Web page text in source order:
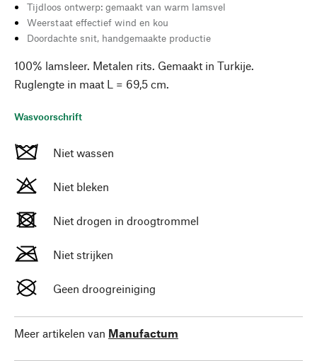
Tijdloos ontwerp: gemaakt van warm lamsvel
Weerstaat effectief wind en kou
Doordachte snit, handgemaakte productie
100% lamsleer. Metalen rits. Gemaakt in Turkije.
Ruglengte in maat L = 69,5 cm.
Wasvoorschrift
Niet wassen
Niet bleken
Niet drogen in droogtrommel
Niet strijken
Geen droogreiniging
Meer artikelen van Manufactum